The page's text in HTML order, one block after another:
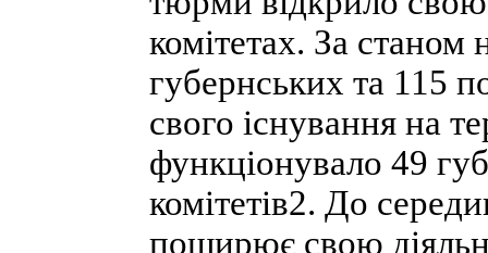
комітетах. За станом
губернських та 115
свого існування на
функціонувало 49
комітетів2. До
поширює свою